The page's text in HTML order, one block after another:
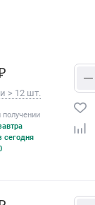
> 12 шт.
получении
сегодня